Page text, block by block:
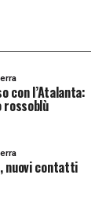
con l’Atalanta:
rossoblù
nuovi contatti